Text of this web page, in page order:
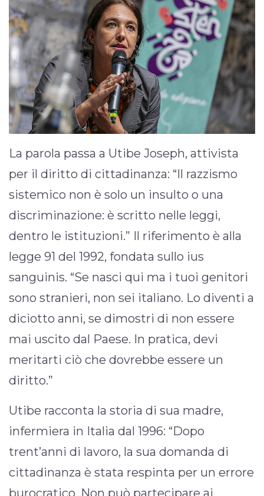
La parola passa a Utibe Joseph, attivista
per il diritto di cittadinanza: “Il razzismo
sistemico non è solo un insulto o una
discriminazione: è scritto nelle leggi,
dentro le istituzioni.” Il riferimento è alla
legge 91 del 1992, fondata sullo ius
sanguinis. “Se nasci qui ma i tuoi genitori
sono stranieri, non sei italiano. Lo diventi a
diciotto anni, se dimostri di non essere
mai uscito dal Paese. In pratica, devi
meritarti ciò che dovrebbe essere un
diritto.”
Utibe racconta la storia di sua madre,
infermiera in Italia dal 1996: “Dopo
trent’anni di lavoro, la sua domanda di
cittadinanza è stata respinta per un errore
burocratico. Non può partecipare ai